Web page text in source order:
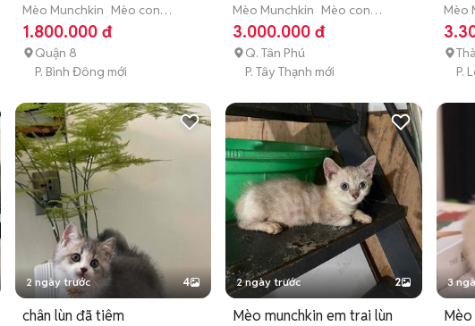
Mèo Munchkin Mèo con
(dưới 3 tháng tuổi)
1.800.000 đ
Quận 8
P. Bình Đông mới
Mèo Munchkin Mèo con
(dưới 3 tháng tuổi)
3.000.000 đ
Q. Tân Phú
P. Tây Thạnh mới
đẹp
Mèo
(dưới
P.
2 ngày trước 4
chân lùn đã tiêm
2 ngày trước 2
Mèo munchkin em trai lùn
3
Mèo